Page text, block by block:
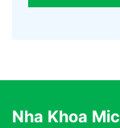
Nha Khoa Mic